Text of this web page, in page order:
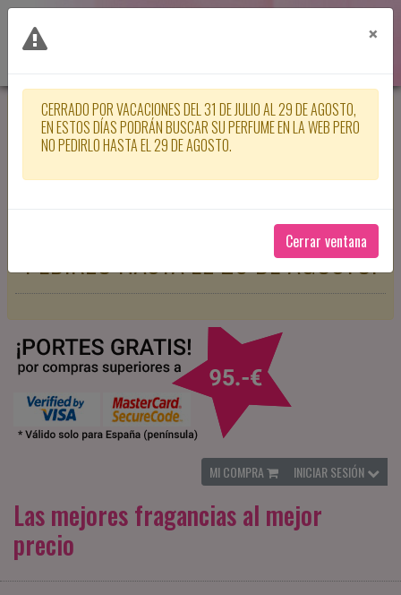
CERRADO POR VACACIONES DEL 31
DE JULIO AL 29 DE AGOSTO, EN
ESTOS DÍAS PODRÁN BUSCAR SU
PERFUME EN LA WEB PERO NO
PEDIRLO HASTA EL 29 DE AGOSTO.
MI COMPRA INICIAR SESIÓN
Las mejores fragancias al mejor
precio
×
CERRADO POR VACACIONES DEL 31 DE JULIO AL 29 DE AGOSTO,
EN ESTOS DÍAS PODRÁN BUSCAR SU PERFUME EN LA WEB PERO
NO PEDIRLO HASTA EL 29 DE AGOSTO.
Cerrar ventana